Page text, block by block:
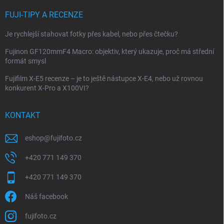
FUJI-TIPY A RECENZE
Je rychlejší stahovat fotky přes kabel, nebo přes čtečku?
Fujinon GF120mmF4 Macro: objektiv, který ukazuje, proč má střední
formát smysl
Fujifilm X-E5 recenze – je to ještě nástupce X-E4, nebo už rovnou
konkurent X-Pro a X100VI?
KONTAKT
eshop@fujifoto.cz
+420 771 149 370
+420 771 149 370
Náš facebook
fujifoto.cz